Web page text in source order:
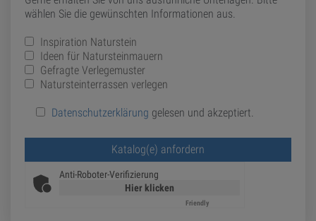
wählen Sie die gewünschten Informationen aus.
Inspiration Naturstein
Ideen für Natursteinmauern
Gefragte Verlegemuster
Natursteinterrassen verlegen
Datenschutzerklärung gelesen und akzeptiert.
Bitte lasse dieses Feld leer.
Anti-Roboter-Verifizierung
Hier klicken
Friendly